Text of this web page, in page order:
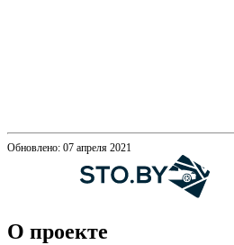
Обновлено: 07 апреля 2021
О проекте